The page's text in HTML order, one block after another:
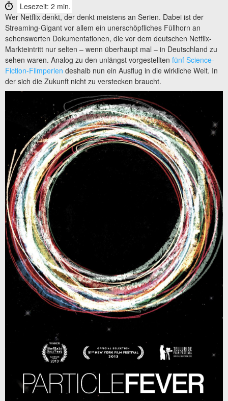
Lesezeit: 2 min.
Wer Netflix denkt, der denkt meistens an Serien. Dabei ist der
Streaming-Gigant vor allem ein unerschöpfliches Füllhorn an
sehenswerten Dokumentationen, die vor dem deutschen Netflix-
Markteintritt nur selten – wenn überhaupt mal – in Deutschland zu
sehen waren. Analog zu den unlängst vorgestellten fünf Science-
Fiction-Filmperlen deshalb nun ein Ausflug in die wirkliche Welt. In
der sich die Zukunft nicht zu verstecken braucht.